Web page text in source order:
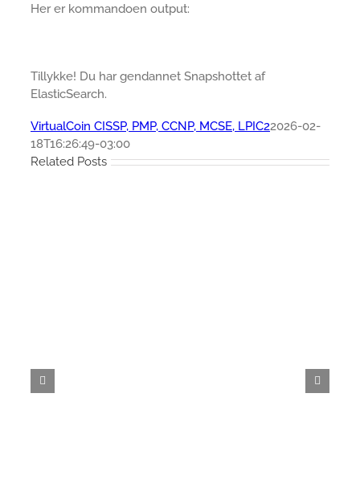
Her er kommandoen output:
Tillykke! Du har gendannet Snapshottet af
ElasticSearch.
VirtualCoin CISSP, PMP, CCNP, MCSE, LPIC22026-02-
18T16:26:49-03:00
Related Posts